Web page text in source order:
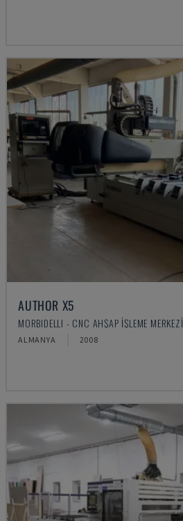
AUTHOR X5
MORBIDELLI - CNC AHŞAP İŞLEME MERKEZI
ALMANYA 2008